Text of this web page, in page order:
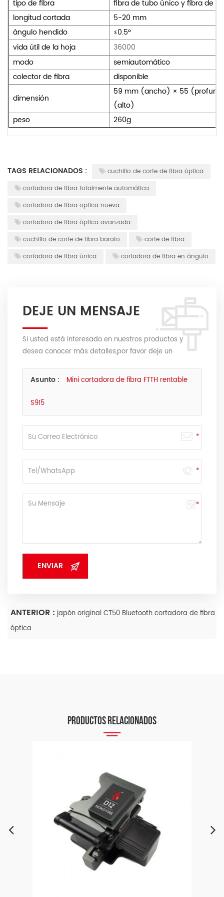
tipo de fibra
fibra de tubo único y fibra de
longitud cortada
5-20 mm
ángulo hendido
≤0.5°
vida útil de la hoja
36000
modo
semiautomático
colector de fibra
disponible
dimensión
59 mm (ancho) × 55
(alto)
peso
260g
TAGS RELACIONADOS :
cuchillo de corte de fibra óptica
cortadora de fibra totalmente automática
cortadora de fibra optica nueva
cortadora de fibra óptica avanzada
cuchillo de corte de fibra barato
corte de fibra
cortadora de fibra única
cortadora de fibra en ángulo
DEJE UN MENSAJE
Si usted está interesado en nuestros productos y
desea conocer más detalles,por favor deje un
podamos.
Asunto : Mini cortadora de fibra FTTH rentable
S915
ANTERIOR : japón original CT50 Bluetooth cortadora de fibra
óptica
PRODUCTOS RELACIONADOS